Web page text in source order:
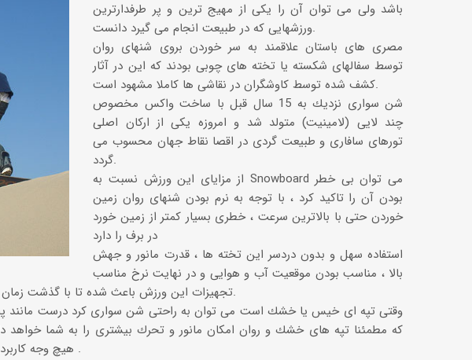
باشد ولی می توان آن را یكی از مهیج ترین و پر طرفدارترین
ورزشهایی كه در طبیعت انجام می گیرد دانست.
مصری های باستان علاقمند به سر خوردن بروی شنهای روان
توسط سفالهای شكسته یا تخته های چوبی بودند كه این در آثار
كشف شده توسط كاوشگران در نقاشی ها كاملا مشهود است.
شن سواری نزدیك به 15 سال قبل با ساخت واكس مخصوص
چند لایی (لامینیت) متولد شد و امروزه یكی از اركان اصلی
تورهای سافاری و طبیعت گردی در اقصا نقاط جهان محسوب می
گردد.
از مزایای این ورزش نسبت به Snowboard می توان بی خطر
بودن آن را تاكید كرد ، با توجه به نرم بودن شنهای روان زمین
خوردن حتی با بالاترین سرعت ، خطری بسیار كمتر از زمین خورد
در برف را دارد
استفاده سهل و بدون دردسر این تخته ها ، قدرت مانور و جهش
بالا ، مناسب بودن موقعیت آب و هوایی و در نهایت نرخ مناسب
تجهیزات این ورزش باعث شده تا با گذشت زمان طرفداران بیشتری را جذب نماید.
وقتی تپه ای خیس یا خشك است می توان به راحتی شن سواری كرد درست مانند
كه مطمئنا تپه های خشك و روان امكان مانور و تحرك بیشتری را به شما
هیچ وجه كاربردی در شن سواری نخواهد داشت .